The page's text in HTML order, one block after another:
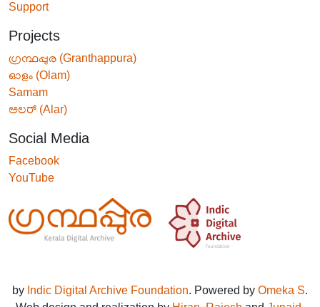
Support
Projects
ഗ്രന്ഥപ്പുര (Granthappura)
ഓളം (Olam)
Samam
ಅಲರ್ (Alar)
Social Media
Facebook
YouTube
by Indic Digital Archive Foundation. Powered by Omeka S.